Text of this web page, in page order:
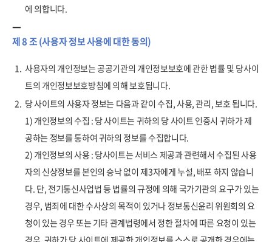
에 의합니다.
제 8 조 (사용자 정보 사용에 대한 동의)
1. 사용자의 개인정보는 공공기관의 개인정보보호에 관한 법률 및 당사이
트의 개인정보보호방침에 의해 보호됩니다.
2. 당 사이트의 사용자 정보는 다음과 같이 수집, 사용, 관리, 보호 됩니다.
1) 개인정보의 수집 : 당 사이트는 귀하의 당 사이트 인증시 귀하가 제
공하는 정보를 통하여 귀하의 정보를 수집합니다.
2) 개인정보의 사용 : 당사이트는 서비스 제공과 관련해서 수집된 사용
자의 신상정보를 본인의 승낙 없이 제3자에게 누설, 배포 하지 않습니
다. 단, 전기통신사업법 등 법률의 규정에 의해 국가기관의 요구가 있는
경우, 범죄에 대한 수사상의 목적이 있거나 정보통신윤리 위원회의 요
청이 있는 경우 또는 기타 관계법령에서 정한 절차에 따른 요청이 있는
경우, 귀하가 당 사이트에 제공한 개인정보를 스스로 공개한 경우에는